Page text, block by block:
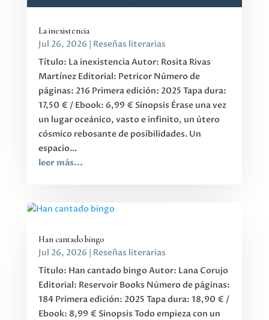
La inexistencia
Jul 26, 2026 | Reseñas literarias
Título: La inexistencia Autor: Rosita Rivas
Martínez Editorial: Petricor Número de
páginas: 216 Primera edición: 2025 Tapa dura:
17,50 € / Ebook: 6,99 € Sinopsis Érase una vez
un lugar oceánico, vasto e infinito, un útero
cósmico rebosante de posibilidades. Un
espacio...
leer más...
Han cantado bingo
Jul 26, 2026 | Reseñas literarias
Título: Han cantado bingo Autor: Lana Corujo
Editorial: Reservoir Books Número de páginas:
184 Primera edición: 2025 Tapa dura: 18,90 € /
Ebook: 8,99 € Sinopsis Todo empieza con un